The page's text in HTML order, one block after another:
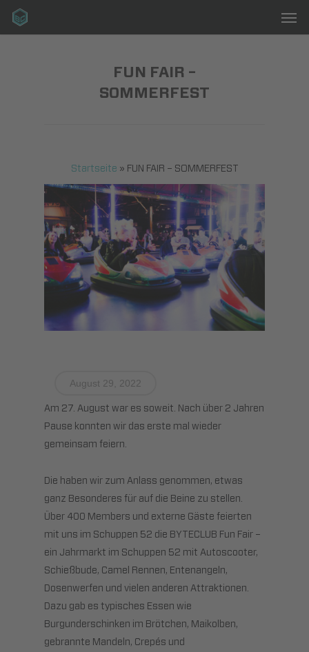
Skip
FUN FAIR –
SOMMERFEST
Startseite » FUN FAIR – SOMMERFEST
August 29, 2022
Am 27. August war es soweit. Nach über 2 Jahren
Pause konnten wir das erste mal wieder
gemeinsam feiern.
Die haben wir zum Anlass genommen, etwas
ganz Besonderes für auf die Beine zu stellen.
Über 400 Members und externe Gäste feierten
mit uns im Schuppen 52 die BYTECLUB Fun Fair –
ein Jahrmarkt im Schuppen 52 mit Autoscooter,
Schießbude, Camel Rennen, Entenangeln,
Dosenwerfen und vielen anderen Attraktionen.
Dazu gab es typisches Essen wie
Burgunderschinken im Brötchen, Maikolben,
gebrannte Mandeln, Crepés und